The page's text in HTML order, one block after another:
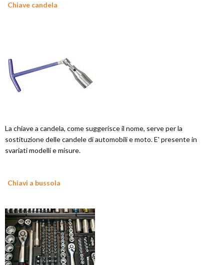
Chiave candela
La chiave a candela, come suggerisce il nome, serve per la
sostituzione delle candele di automobili e moto. E' presente in
svariati modelli e misure.
Chiavi a bussola